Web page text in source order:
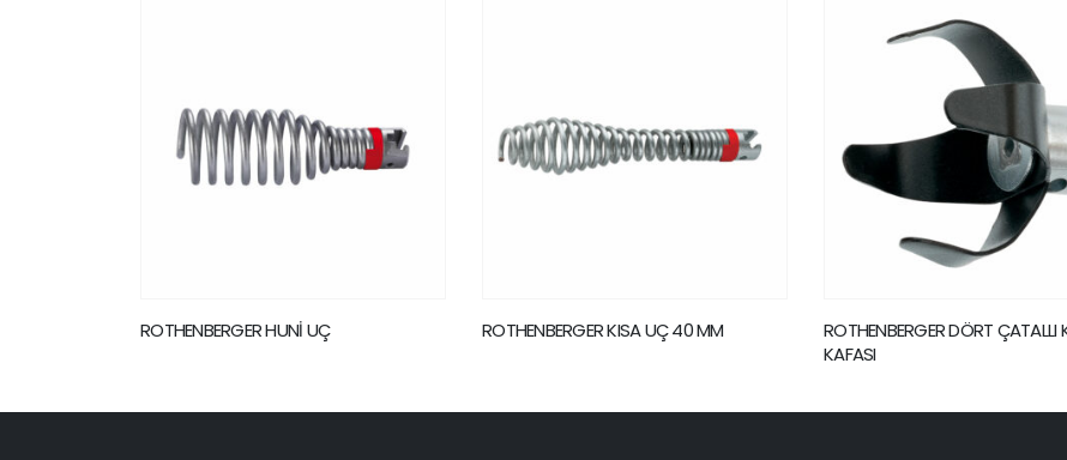
ROTHENBERGER KISA UÇ 40 MM
ROTHENBERGER DÖRT ÇATALLI KESME
ROTHENBERGER TIKANIK AÇMA
MAKİNASI – ROPUMP SUPER PLUS